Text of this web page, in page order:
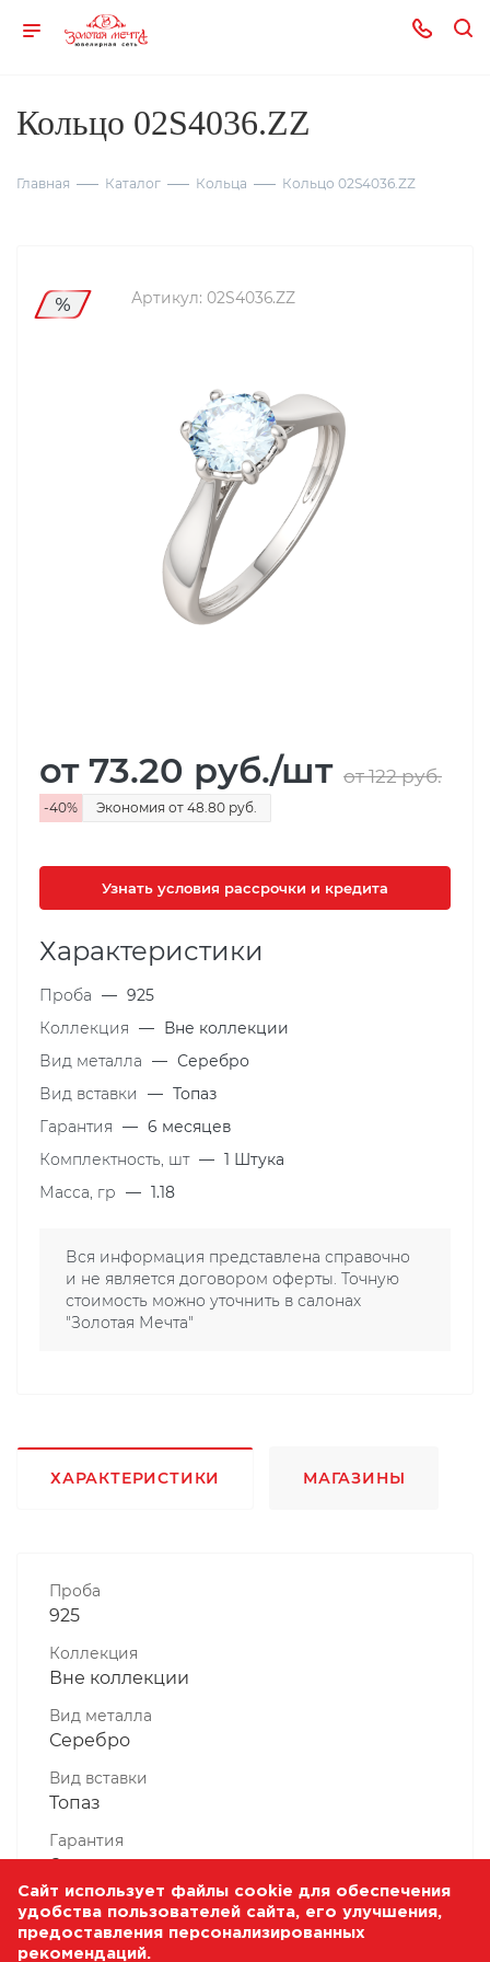
Кольцо 02S4036.ZZ
Главная Каталог Кольца Кольцо 02S4036.ZZ
Артикул: 02S4036.ZZ
от 73.20 руб./шт от 122руб.
-40% Экономия от 48.80 руб.
Узнать условия рассрочки и кредита
Характеристики
Проба — 925
Коллекция — Вне коллекции
Вид металла — Серебро
Вид вставки
— Топаз
Гарантия — 6 месяцев
Комплектность, шт — 1 Штука
Масса, гр — 1.18
Вся информация представлена справочно
и не является договором оферты. Точную
стоимость можно уточнить в салонах
"Золотая Мечта"
ХАРАКТЕРИСТИКИ МАГАЗИНЫ
Проба
925
Коллекция
Вне коллекции
Вид металла
Серебро
Вид вставки
Топаз
Гарантия
6 месяцев
Комплектность, шт
1 Штука
Сайт использует файлы cookie для обеспечения
удобства пользователей сайта, его улучшения,
предоставления персонализированных
рекомендаций.